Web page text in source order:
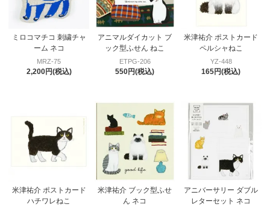
ミロコマチコ 刺繍チャ
ーム ネコ
MRZ-75
2,200円(税込)
アニマルダイカット ブ
ック型ふせん ねこ
ETPG-206
550円(税込)
米津祐介 ポストカード
ペルシャねこ
YZ-448
165円(税込)
米津祐介 ポストカード
ハチワレねこ
米津祐介 ブック型ふせ
ん ネコ
アニバーサリー ダブル
レターセット ネコ